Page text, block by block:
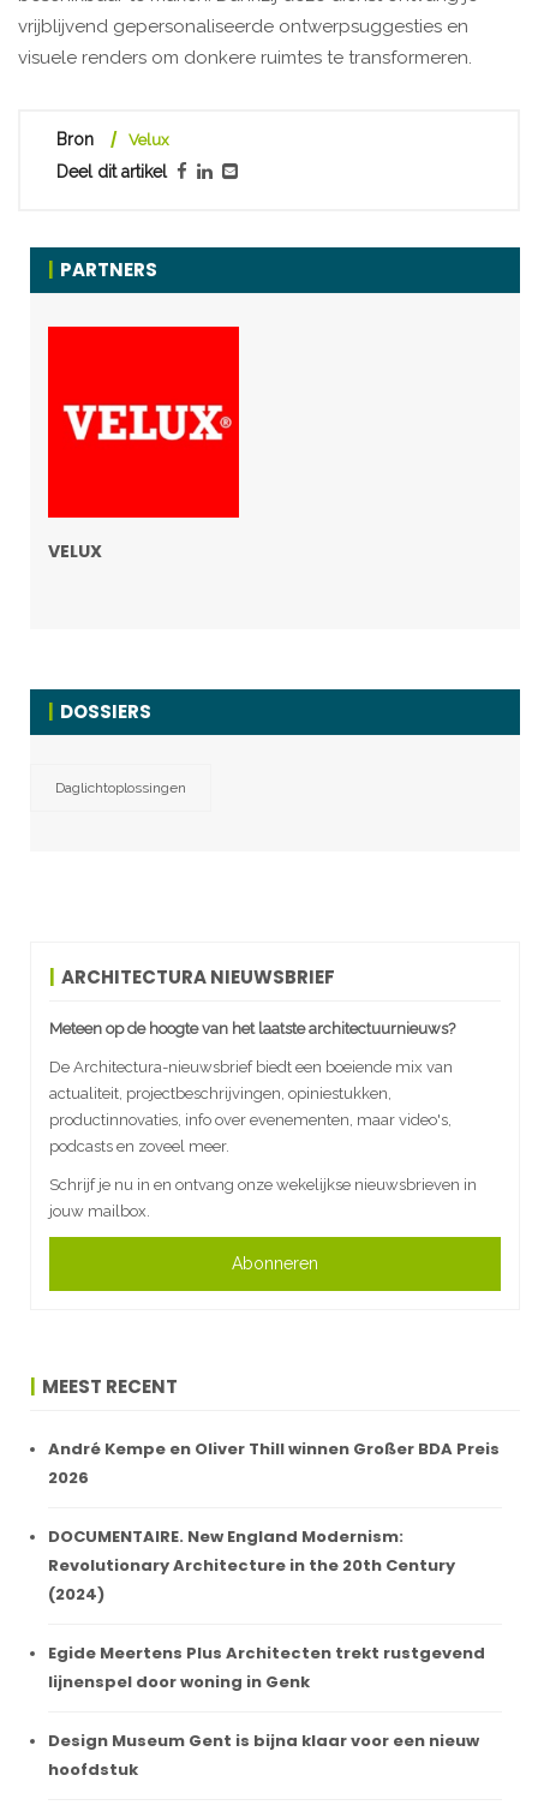
vrijblijvend gepersonaliseerde ontwerpsuggesties en
visuele renders om donkere ruimtes te transformeren.
Bron Velux
Deel dit artikel
PARTNERS
VELUX
DOSSIERS
Daglichtoplossingen
ARCHITECTURA NIEUWSBRIEF
Meteen op de hoogte van het laatste architectuurnieuws?
De Architectura-nieuwsbrief biedt een boeiende mix van
actualiteit, projectbeschrijvingen, opiniestukken,
productinnovaties, info over evenementen, maar video's,
podcasts en zoveel meer.
Schrijf je nu in en ontvang onze wekelijkse nieuwsbrieven in
jouw mailbox.
Abonneren
MEEST RECENT
André Kempe en Oliver Thill winnen Großer BDA Preis
2026
DOCUMENTAIRE. New England Modernism:
Revolutionary Architecture in the 20th Century
(2024)
Egide Meertens Plus Architecten trekt rustgevend
lijnenspel door woning in Genk
Design Museum Gent is bijna klaar voor een nieuw
hoofdstuk